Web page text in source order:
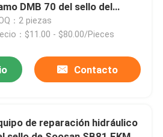
con
sello del triturador
DMB 70 del sello del
de PTFE
：2 piezas
：$11.00 - $80.00/Pieces
Contacto
de reparación hidráulico